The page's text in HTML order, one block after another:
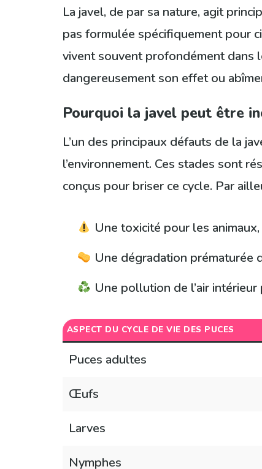
La javel, de par sa nature, agit
pas formulée spécifiquement pour
vivent souvent profondément dans
dangereusement son effet ou
Pourquoi la javel peut être
L’un des principaux défauts de la
l’environnement. Ces stades sont
conçus pour briser ce cycle. Par
Une toxicité pour les
Une dégradation prématurée
Une pollution de l’air
ASPECT DU CYCLE DE VIE DES PUCES
Puces adultes
Œufs
Larves
Nymphes